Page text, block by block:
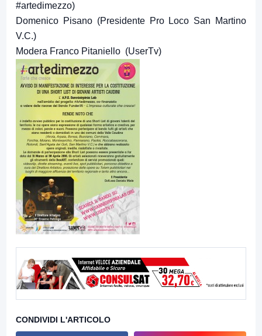
#artedimezzo)
Domenico Pisano (Presidente Pro Loco San Martino
V.C.)
Modera Franco Pitaniello (UserTv)
CONDIVIDI L'ARTICOLO